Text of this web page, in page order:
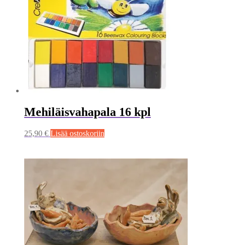
Mehiläisvahapala 16 kpl
25,90 € Lisää ostoskoriin